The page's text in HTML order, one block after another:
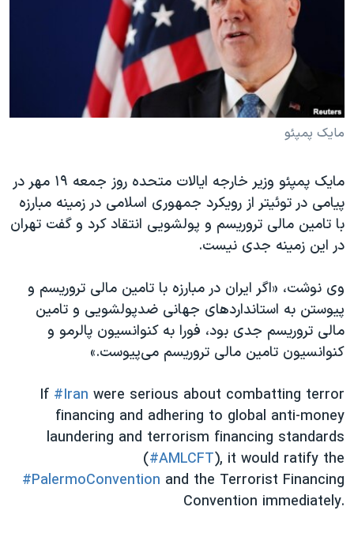
فرهنگ و زندگی
حقوق شهروندی
اقتصادی
علم و فناوری
اسرائیل در جنگ
آرشیو پخش زنده
مستندها
انتخابات ریاست جمهوری آمریکا ۲۰۲۴
حمله جمهوری اسلامی به اسرائیل
رمز مهسا
ورزش زنان در ایران
مجموعه مستندهای دادخواهی
تریبونال مردمی آبان ۹۸
دادگاه حمید نوری
قانون شفافیت دارائی کادر رهبری ایران
اعتراضات مردمی آبان ۹۸
اسرائیل در جنگ
همایش محافظه‌کاران آمریکا «سی‌پک»
صفحه‌های ویژه
سفر پرزیدنت ترامپ به چین
دنبال کنید
زبانهای مختلف
مایک پمپئو
مایک پمپئو وزیر خارجه ایالات متحده روز جمعه ۱۹ مهر در
پیامی در توئیتر از رویکرد جمهوری اسلامی در زمینه مبارزه
با تامین مالی تروریسم و پولشویی انتقاد کرد و گفت تهران
در این زمینه جدی نیست.
وی نوشت، «اگر ایران در مبارزه با تامین مالی تروریسم و
پیوستن به استانداردهای جهانی ضدپولشویی و تامین
مالی تروریسم جدی بود، فورا به کنوانسیون پالرمو و
کنوانسیون تامین مالی تروریسم می‌پیوست.»
If #Iran were serious about combatting terror
financing and adhering to global anti-money
laundering and terrorism financing standards
(#AMLCFT), it would ratify the
#PalermoConvention and the Terrorist Financing
Convention immediately.